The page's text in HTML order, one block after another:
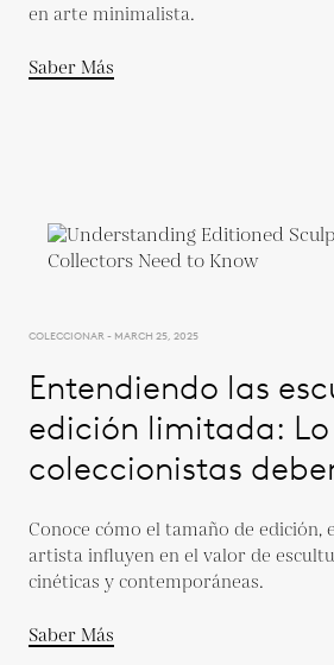
en arte minimalista.
Saber Más
COLECCIONAR - MARCH 25, 2025
Entendiendo las
edición limitada: Lo
coleccionistas
Conoce cómo el tamaño de edición,
artista influyen en el valor de
cinéticas y contemporáneas.
Saber Más